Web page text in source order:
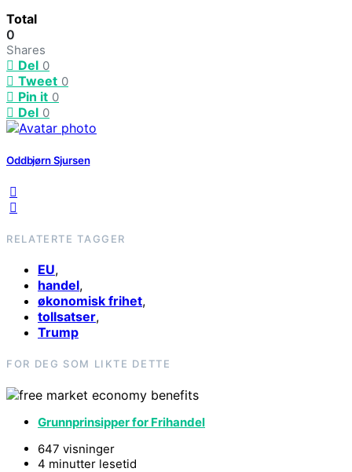
Total
0
Shares
Del 0
Tweet 0
Pin it 0
Del 0
Oddbjørn Sjursen
RELATERTE TAGGER
EU,
handel,
økonomisk frihet,
tollsatser,
Trump
FOR DEG SOM LIKTE DETTE
Grunnprinsipper for Frihandel
647 visninger
4 minutter lesetid